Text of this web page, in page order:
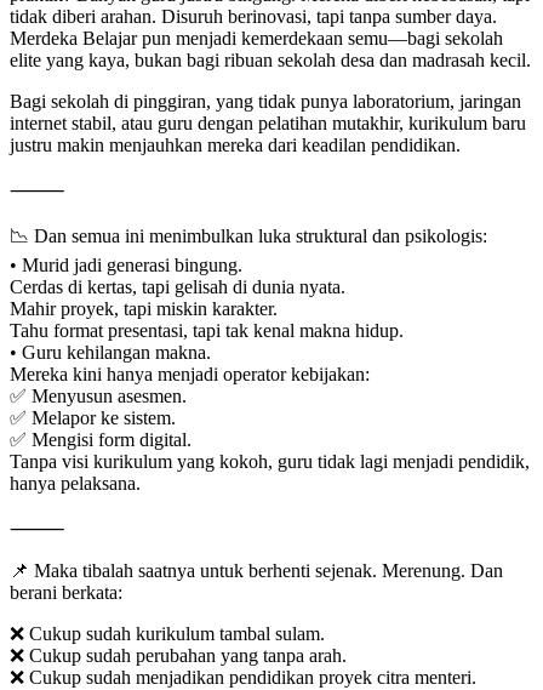
tidak diberi arahan. Disuruh berinovasi, tapi tanpa sumber daya.
Merdeka Belajar pun menjadi kemerdekaan semu—bagi sekolah
elite yang kaya, bukan bagi ribuan sekolah desa dan madrasah kecil.
Bagi sekolah di pinggiran, yang tidak punya laboratorium, jaringan
internet stabil, atau guru dengan pelatihan mutakhir, kurikulum baru
justru makin menjauhkan mereka dari keadilan pendidikan.
⸻
📉 Dan semua ini menimbulkan luka struktural dan psikologis:
• Murid jadi generasi bingung.
Cerdas di kertas, tapi gelisah di dunia nyata.
Mahir proyek, tapi miskin karakter.
Tahu format presentasi, tapi tak kenal makna hidup.
• Guru kehilangan makna.
Mereka kini hanya menjadi operator kebijakan:
✅ Menyusun asesmen.
✅ Melapor ke sistem.
✅ Mengisi form digital.
Tanpa visi kurikulum yang kokoh, guru tidak lagi menjadi pendidik,
hanya pelaksana.
⸻
📌 Maka tibalah saatnya untuk berhenti sejenak. Merenung. Dan
berani berkata:
❌ Cukup sudah kurikulum tambal sulam.
❌ Cukup sudah perubahan yang tanpa arah.
❌ Cukup sudah menjadikan pendidikan proyek citra menteri.